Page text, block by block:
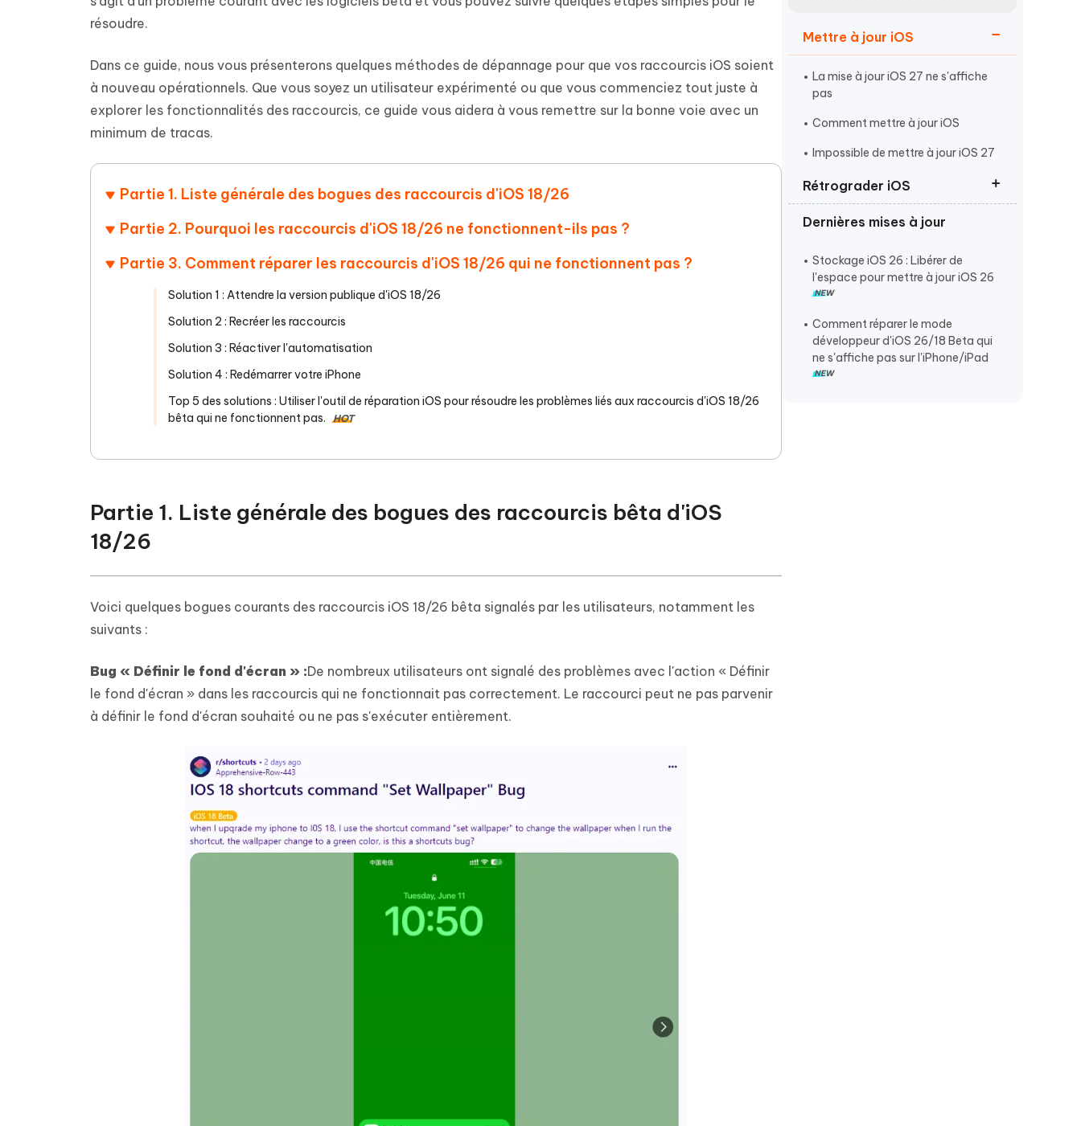
4DDiG - Windows Data Recovery
Récupérer les fichiers supprimés sur
4DDiG - Mac Data Recovery
Voir tous les produits Plus de conseils utiles
l'IA
Mobile
iAnyGo- iOS APP
Changer l'emplacement de l'iPhone sans
PC
iAnyGo - Faux GPS Android APP
New
Changer l'emplacement Android sans PC
iCareFone Transfer APP
Transférer le chat WhatsApp
UltData for Android APP
Récupérer des données Android sans PC Nettoyer l'iPhone avec AI gratuitement
Plus de conseils utiles
OCR et conversion de PDF en ligne
gratuite
Tenorshare AI PDF
Résumer des documents PDF avec l'IA
Outil Gratuit de Retouche Photo d'IA
Transformez instantanément du texte
en diagramme
Transformer le contenu IA en texte
Tenorshare AI Writer
Écriver plus intelligemment et plus
rapidement avec l'IA
Commencer
Mettre à jour iOS
La mise à jour iOS 27 ne s'affiche
pas
Comment mettre à jour iOS
Impossible de mettre à jour iOS 27
Rétrograder iOS
Rétrograder d'iOS 27 vers iOS 26
Revenir à iOS 26 sans iTunes
Supprimer ou désinstaller iOS 27
Dernières mises à jour
Stockage iOS 26 : Libérer de
l'espace pour mettre à jour iOS 26
Comment réparer le mode
développeur d'iOS 26/18 Beta qui
ne s'affiche pas sur l'iPhone/iPad
résoudre.
Dans ce guide, nous vous présenterons quelques méthodes de dépannage pour que vos raccourcis iOS soient
à nouveau opérationnels. Que vous soyez un utilisateur expérimenté ou que vous commenciez tout juste à
explorer les fonctionnalités des raccourcis, ce guide vous aidera à vous remettre sur la bonne voie avec un
minimum de tracas.
Partie 1. Liste générale des bogues des raccourcis d'iOS 18/26
Partie 2. Pourquoi les raccourcis d'iOS 18/26 ne fonctionnent-ils pas ?
Partie 3. Comment réparer les raccourcis d'iOS 18/26 qui ne fonctionnent pas ?
Solution 1 : Attendre la version publique d'iOS 18/26
Solution 2 : Recréer les raccourcis
Solution 3 : Réactiver l'automatisation
Solution 4 : Redémarrer votre iPhone
Top 5 des solutions : Utiliser l'outil de réparation iOS pour résoudre les problèmes liés aux raccourcis d'iOS 18/26
bêta qui ne fonctionnent pas.
HOT
Partie 1. Liste générale des bogues des raccourcis bêta d'iOS
18/26
Voici quelques bogues courants des raccourcis iOS 18/26 bêta signalés par les utilisateurs, notamment les
suivants :
Bug « Définir le fond d'écran » :De nombreux utilisateurs ont signalé des problèmes avec l'action « Définir
le fond d'écran » dans les raccourcis qui ne fonctionnait pas correctement. Le raccourci peut ne pas parvenir
à définir le fond d'écran souhaité ou ne pas s'exécuter entièrement.